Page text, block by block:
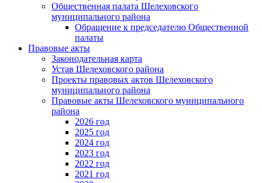
Общественная палата Шелеховского
муниципального района
Обращение к председателю Общественной
палаты
Правовые акты
Законодательная карта
Устав Шелеховского района
Проекты правовых актов Шелеховского
муниципального района
Правовые акты Шелеховского муниципального
района
2026 год
2025 год
2024 год
2023 год
2022 год
2021 год